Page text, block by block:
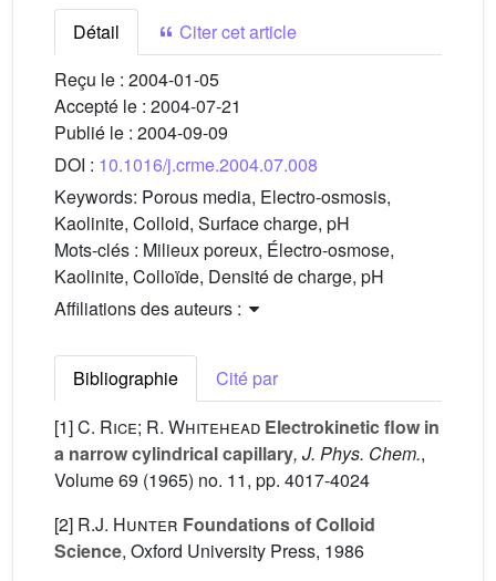
Détail
Citer cet article
Reçu le : 2004-01-05
Accepté le : 2004-07-21
Publié le : 2004-09-09
DOI : 10.1016/j.crme.2004.07.008
Keywords: Porous media, Electro-osmosis,
Kaolinite, Colloid, Surface charge, pH
Mots-clés : Milieux poreux, Électro-osmose,
Kaolinite, Colloïde, Densité de charge, pH
Affiliations des auteurs :
Bibliographie
Cité par
[1]C. Rice; R. Whitehead Electrokinetic flow in
a narrow cylindrical capillary, J. Phys. Chem.,
Volume 69 (1965) no. 11, pp. 4017-4024
[2] R.J. Hunter Foundations of Colloid
Science, Oxford University Press, 1986